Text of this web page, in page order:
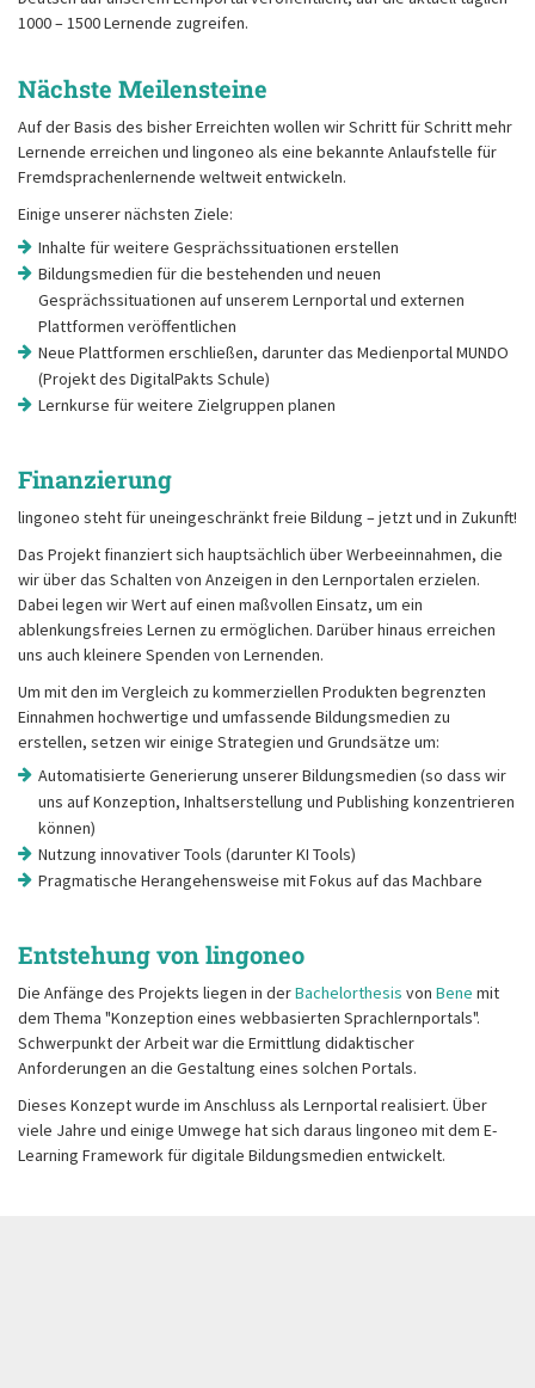
1000 – 1500 Lernende zugreifen.
Nächste Meilensteine
Auf der Basis des bisher Erreichten wollen wir Schritt für Schritt mehr
Lernende erreichen und lingoneo als eine bekannte Anlaufstelle für
Fremdsprachenlernende weltweit entwickeln.
Einige unserer nächsten Ziele:
Inhalte für weitere Gesprächssituationen erstellen
Bildungsmedien für die bestehenden und neuen
Gesprächssituationen auf unserem Lernportal und externen
Plattformen veröffentlichen
Neue Plattformen erschließen, darunter das Medienportal MUNDO
(Projekt des DigitalPakts Schule)
Lernkurse für weitere Zielgruppen planen
Finanzierung
lingoneo steht für uneingeschränkt freie Bildung – jetzt und in Zukunft!
Das Projekt finanziert sich hauptsächlich über Werbeeinnahmen, die
wir über das Schalten von Anzeigen in den Lernportalen erzielen.
Dabei legen wir Wert auf einen maßvollen Einsatz, um ein
ablenkungsfreies Lernen zu ermöglichen. Darüber hinaus erreichen
uns auch kleinere Spenden von Lernenden.
Um mit den im Vergleich zu kommerziellen Produkten begrenzten
Einnahmen hochwertige und umfassende Bildungsmedien zu
erstellen, setzen wir einige Strategien und Grundsätze um:
Automatisierte Generierung unserer Bildungsmedien (so dass wir
uns auf Konzeption, Inhaltserstellung und Publishing konzentrieren
können)
Nutzung innovativer Tools (darunter KI Tools)
Pragmatische Herangehensweise mit Fokus auf das Machbare
Entstehung von lingoneo
Die Anfänge des Projekts liegen in derBachelorthesis von Bene mit
dem Thema "Konzeption eines webbasierten Sprachlernportals".
Schwerpunkt der Arbeit war die Ermittlung didaktischer
Anforderungen an die Gestaltung eines solchen Portals.
Dieses Konzept wurde im Anschluss als Lernportal realisiert. Über
viele Jahre und einige Umwege hat sich daraus lingoneo mit dem E-
Learning Framework für digitale Bildungsmedien entwickelt.